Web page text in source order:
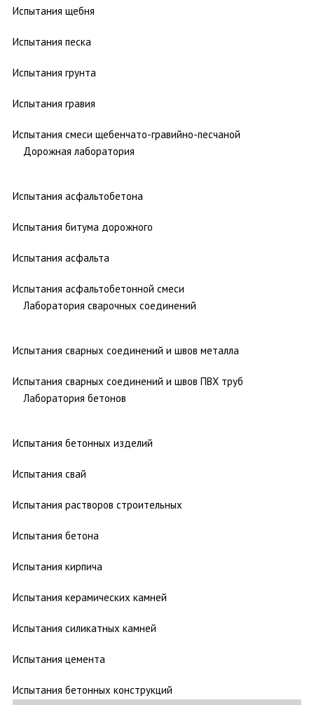
Испытания щебня
Испытания песка
Испытания грунта
Испытания гравия
Испытания смеси щебенчато-гравийно-песчаной
Дорожная лаборатория
Испытания асфальтобетона
Испытания битума дорожного
Испытания асфальта
Испытания асфальтобетонной смеси
Лаборатория сварочных соединений
Испытания сварных соединений и швов металла
Испытания сварных соединений и швов ПВХ труб
Лаборатория бетонов
Испытания бетонных изделий
Испытания свай
Испытания растворов строительных
Испытания бетона
Испытания кирпича
Испытания керамических камней
Испытания силикатных камней
Испытания цемента
Испытания бетонных конструкций